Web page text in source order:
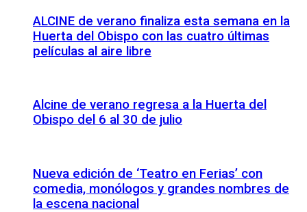
ALCINE de verano finaliza esta semana en la
Huerta del Obispo con las cuatro últimas
películas al aire libre
Alcine de verano regresa a la Huerta del
Obispo del 6 al 30 de julio
Nueva edición de ‘Teatro en Ferias’ con
comedia, monólogos y grandes nombres de
la escena nacional